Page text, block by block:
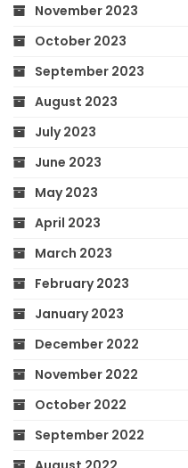
November 2023
October 2023
September 2023
August 2023
July 2023
June 2023
May 2023
April 2023
March 2023
February 2023
January 2023
December 2022
November 2022
October 2022
September 2022